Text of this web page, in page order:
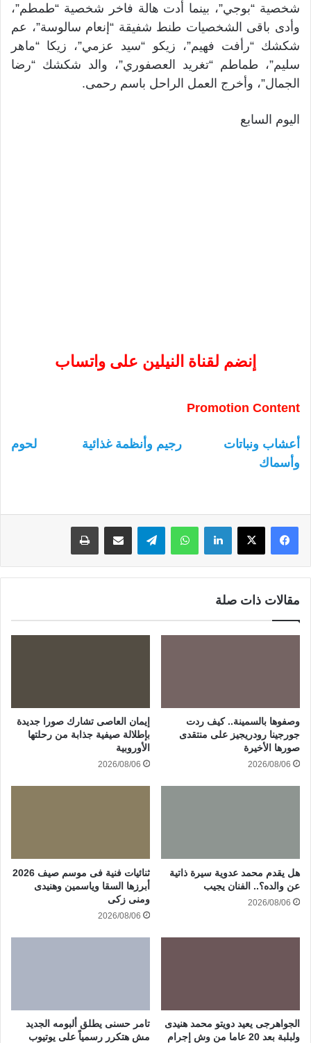
شخصية “بوجي”، بينما أدت هالة فاخر شخصية “طمطم”،
وأدى باقى الشخصيات طنط شفيقة “إنعام سالوسة”، عم
شكشك “رأفت فهيم”، زيكو “سيد عزمي”، زيكا “ماهر
سليم”، طماطم “تغريد العصفوري”، والد شكشك “رضا
الجمال”، وأخرج العمل الراحل باسم رحمى.
اليوم السابع
إنضم لقناة النيلين على واتساب
Promotion Content
أعشاب ونباتات رجيم وأنظمة غذائية
لحوم
وأسماك
لينكدإن واتساب
مقالات ذات صلة
وصفوها بالسمينة.. كيف ردت
جورجينا رودريجيز على منتقدى
صورها الأخيرة
2026/08/06
إيمان العاصى تشارك صورا جديدة
بإطلالة صيفية جذابة من رحلتها
الأوروبية
2026/08/06
هل يقدم محمد عدوية سيرة ذاتية
عن والده؟.. الفنان يجيب
2026/08/06
ثنائيات فنية فى موسم صيف 2026
أبرزها السقا وياسمين وهنيدى
ومنى زكى
2026/08/06
الجواهرجى يعيد دويتو محمد هنيدى
ولبلبة بعد 20 عاما من وش إجرام
تامر حسنى يطلق ألبومه الجديد
مش هتكرر رسمياً على يوتيوب